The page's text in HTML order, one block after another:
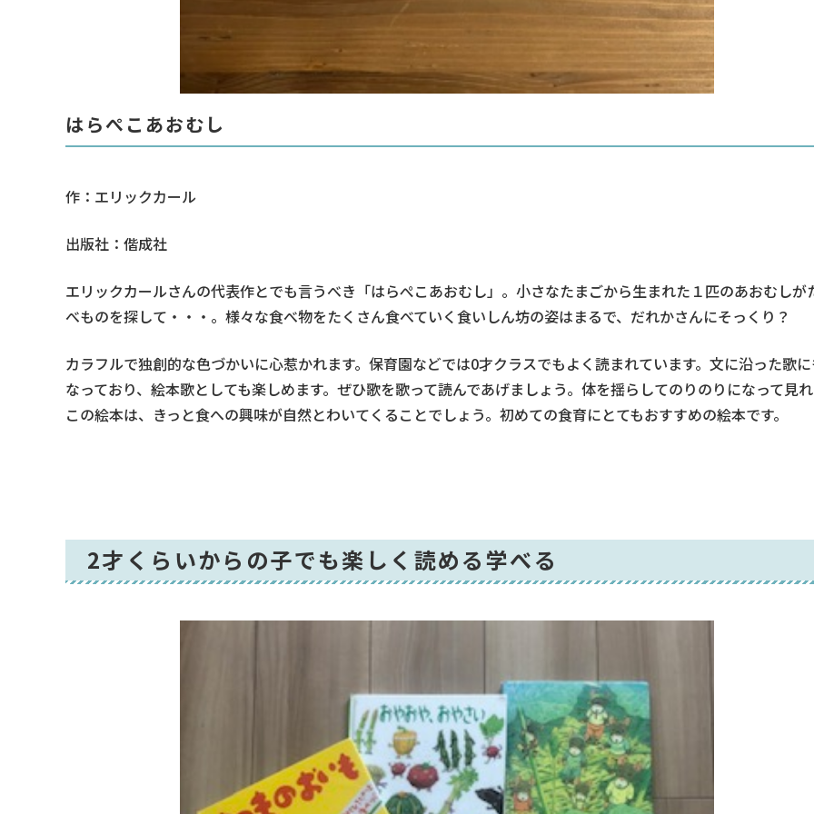
はらぺこあおむし
作：エリックカール
出版社：偕成社
エリックカールさんの代表作とでも言うべき「はらぺこあおむし」。小さなたまごから生まれた１匹のあおむしが
べものを探して・・・。様々な食べ物をたくさん食べていく食いしん坊の姿はまるで、だれかさんにそっくり？
カラフルで独創的な色づかいに心惹かれます。保育園などでは0才クラスでもよく読まれています。文に沿った歌に
なっており、絵本歌としても楽しめます。ぜひ歌を歌って読んであげましょう。体を揺らしてのりのりになって見
この絵本は、きっと食への興味が自然とわいてくることでしょう。初めての食育にとてもおすすめの絵本です。
2才くらいからの子でも楽しく読める学べる